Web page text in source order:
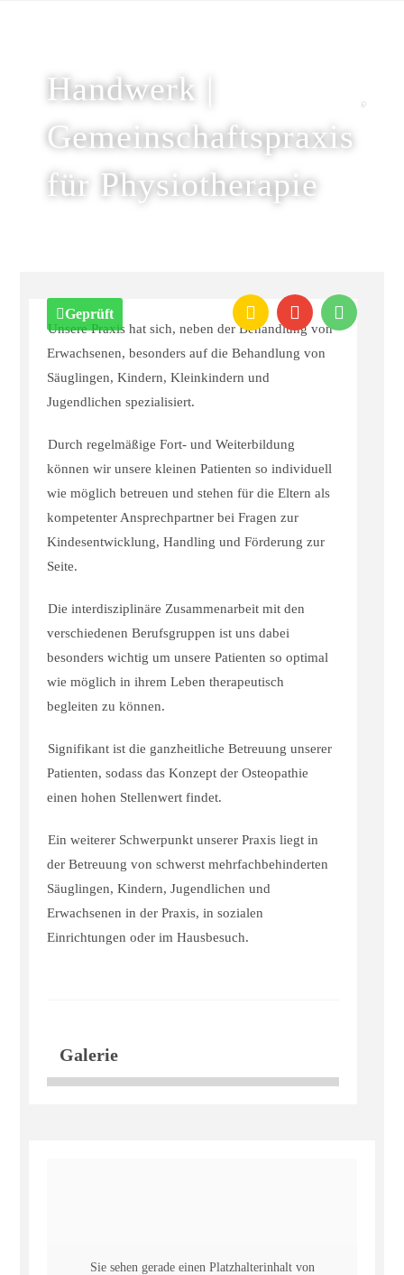
Handwerk |
Gemeinschaftspraxis
für Physiotherapie
Geprüft
Unsere Praxis hat sich, neben der Behandlung von
Erwachsenen, besonders auf die Behandlung von
Säuglingen, Kindern, Kleinkindern und
Jugendlichen spezialisiert.
Durch regelmäßige Fort- und Weiterbildung
können wir unsere kleinen Patienten so individuell
wie möglich betreuen und stehen für die Eltern als
kompetenter Ansprechpartner bei Fragen zur
Kindesentwicklung, Handling und Förderung zur
Seite.
Die interdisziplinäre Zusammenarbeit mit den
verschiedenen Berufsgruppen ist uns dabei
besonders wichtig um unsere Patienten so optimal
wie möglich in ihrem Leben therapeutisch
begleiten zu können.
Signifikant ist die ganzheitliche Betreuung unserer
Patienten, sodass das Konzept der Osteopathie
einen hohen Stellenwert findet.
Ein weiterer Schwerpunkt unserer Praxis liegt in
der Betreuung von schwerst mehrfachbehinderten
Säuglingen, Kindern, Jugendlichen und
Erwachsenen in der Praxis, in sozialen
Einrichtungen oder im Hausbesuch.
Galerie
Sie sehen gerade einen Platzhalterinhalt von